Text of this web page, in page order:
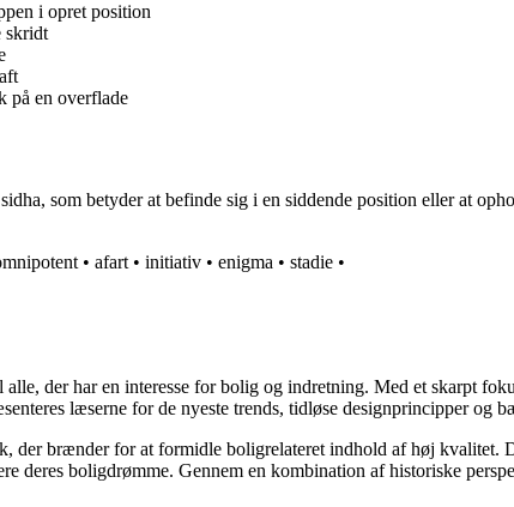
i opret position
skridt
på en overflade
som betyder at befinde sig i en siddende position eller at
• afart • initiativ • enigma • stadie •
der har en interesse for bolig og indretning. Med et skarpt
læserne for de nyeste trends, tidløse designprincipper og
der brænder for at formidle boligrelateret indhold af høj kvalitet.
deres boligdrømme. Gennem en kombination af historiske